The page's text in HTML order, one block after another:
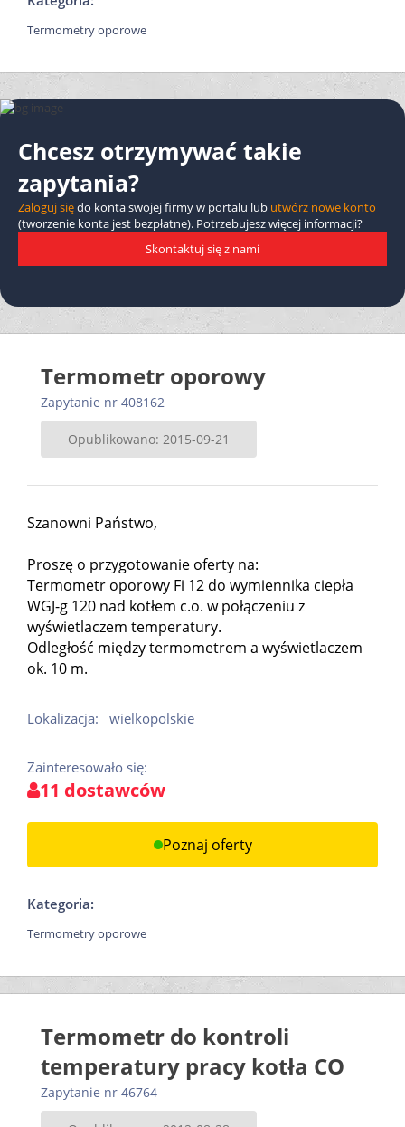
Termometry oporowe
Chcesz otrzymywać takie
zapytania?
Zaloguj siędo konta swojej firmy w portalu lub utwórz nowe konto
(tworzenie konta jest bezpłatne). Potrzebujesz więcej informacji?
Skontaktuj się z nami
Termometr oporowy
Zapytanie nr 408162
Opublikowano: 2015-09-21
Szanowni Państwo,
Proszę o przygotowanie oferty na:
Termometr oporowy Fi 12 do wymiennika ciepła
WGJ-g 120 nad kotłem c.o. w połączeniu z
wyświetlaczem temperatury.
Odległość między termometrem a wyświetlaczem
ok. 10 m.
Lokalizacja: wielkopolskie
Zainteresowało się:
11 dostawców
Poznaj oferty
Kategoria:
Termometry oporowe
Termometr do kontroli
temperatury pracy kotła CO
Zapytanie nr 46764